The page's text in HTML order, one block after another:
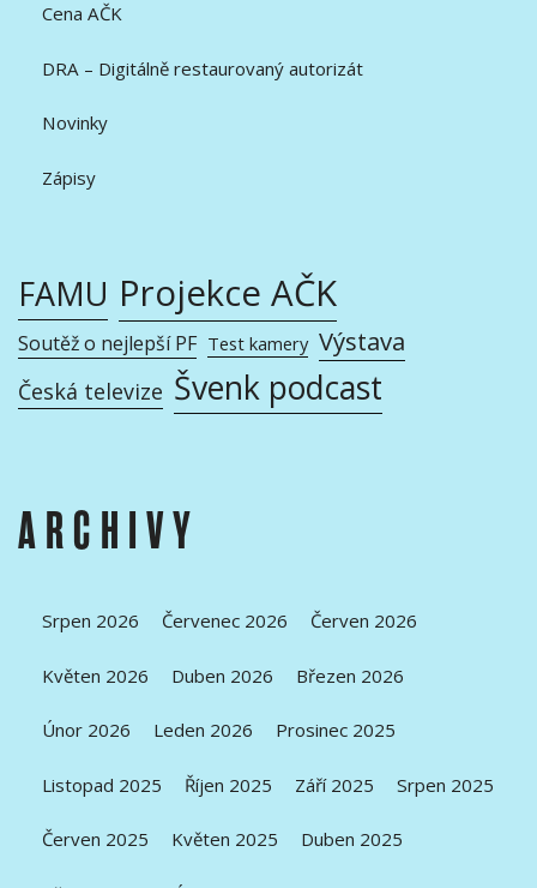
Cena AČK
DRA – Digitálně restaurovaný autorizát
Novinky
Zápisy
FAMU Projekce AČK
Soutěž o nejlepší PF Test kamery Výstava
Česká televize Švenk podcast
ARCHIVY
Srpen 2026 Červenec 2026 Červen 2026
Květen 2026 Duben 2026 Březen 2026
Únor 2026 Leden 2026 Prosinec 2025
Listopad 2025 Říjen 2025 Září 2025 Srpen 2025
Červen 2025 Květen 2025 Duben 2025